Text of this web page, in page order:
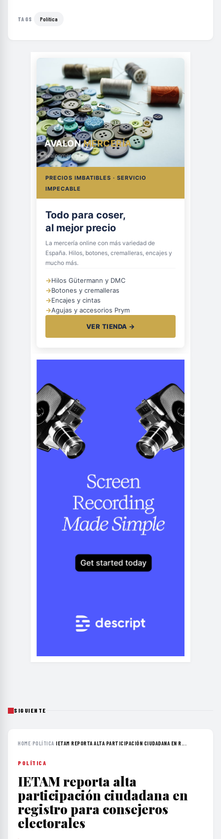
TAGS Política
AVALONMERCERÍA
avalonmerceria.es
PRECIOS IMBATIBLES · SERVICIO
IMPECABLE
Todo para coser,
al mejor precio
La mercería online con más variedad de
España. Hilos, botones, cremalleras, encajes y
mucho más.
→Hilos Gütermann y DMC
→Botones y cremalleras
→Encajes y cintas
→Agujas y accesorios Prym
VER TIENDA →
SIGUIENTE
HOME›POLÍTICA›IETAM REPORTA ALTA PARTICIPACIÓN CIUDADANA EN R...
POLÍTICA
IETAM reporta alta
participación ciudadana en
registro para consejeros
electorales